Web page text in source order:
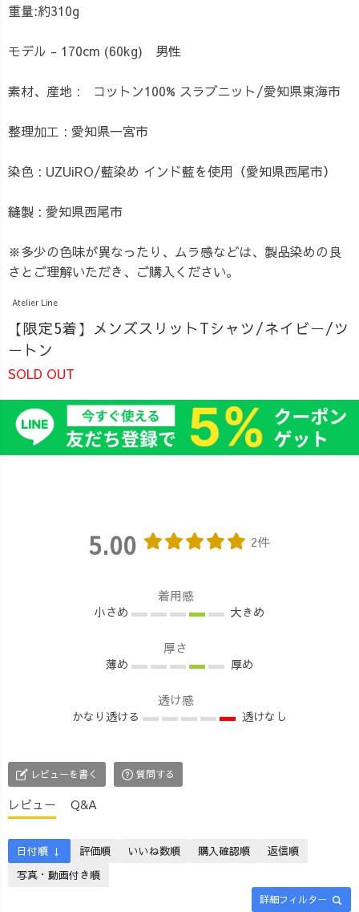
重量:約310g
モデル - 170cm (60kg) 男性
素材、産地 : コットン100% スラブニット/愛知県東海市
整理加工 : 愛知県一宮市
染色 : UZUiRO/藍染め インド藍を使用（愛知県西尾市）
縫製 : 愛知県西尾市
※多少の色味が異なったり、ムラ感などは、製品染めの良
さとご理解いただき、ご購入ください。
Atelier Line
【限定5着】メンズスリットTシャツ/ネイビー/ツ
ートン
SOLD OUT
5.00 2件
着用感
小さめ 大きめ
厚さ
薄め 厚め
透け感
かなり透ける 透けなし
レビューを書く 質問する
レビュー Q&A
詳細フィルター
日付順 ↓ 評価順 いいね数順 購入確認順
返信順
写真・動画付き順